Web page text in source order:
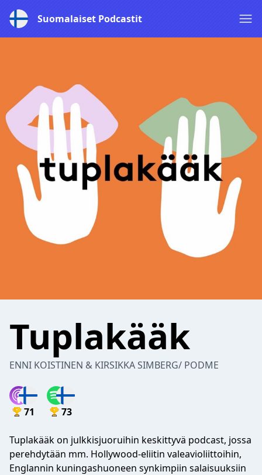
Suomalaiset Podcastit
Tuplakääk
ENNI KOISTINEN & KIRSIKKA SIMBERG/ PODME
71 73
Tuplakääk on julkkisjuoruihin keskittyvä podcast, jossa
perehdytään mm. Hollywood-eliitin valeavioliittoihin,
Englannin kuningashuoneen synkimpiin salaisuuksiin